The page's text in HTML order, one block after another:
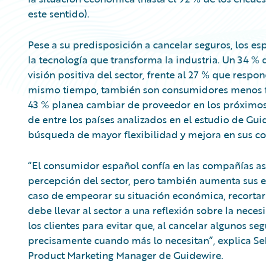
este sentido).
Pese a su predisposición a cancelar seguros, los
la tecnología que transforma la industria. Un 34 %
visión positiva del sector, frente al 27 % que
mismo tiempo, también son consumidores menos
43 % planea cambiar de proveedor en los
de entre los países analizados en el estudio de
búsqueda de mayor flexibilidad y mejora en sus
“El consumidor español confía en las compañías
percepción del sector, pero también aumenta sus
caso de empeorar su situación económica,
debe llevar al sector a una reflexión sobre la
los clientes para evitar que, al cancelar algunos
precisamente cuando más lo necesitan”, explica
Product Marketing Manager de Guidewire.